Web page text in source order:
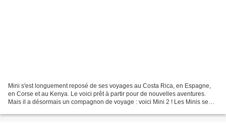
Mini s'est longuement reposé de ses voyages au Costa Rica, en Espagne,
en Corse et au Kenya. Le voici prêt à partir pour de nouvelles aventures.
Mais il a désormais un compagnon de voyage : voici Mini 2 ! Les Minis se